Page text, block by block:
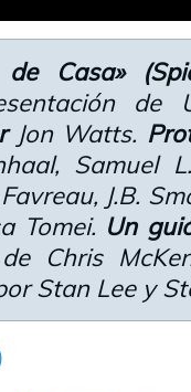
de Casa»
de
Jon Watts.
Samuel
J.B.
Tomei. Un
Chris
Stan Lee y